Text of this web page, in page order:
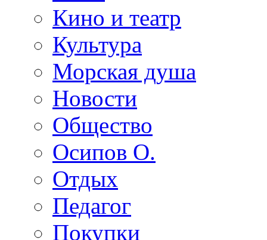
Кино и театр
Культура
Морская душа
Новости
Общество
Осипов О.
Отдых
Педагог
Покупки